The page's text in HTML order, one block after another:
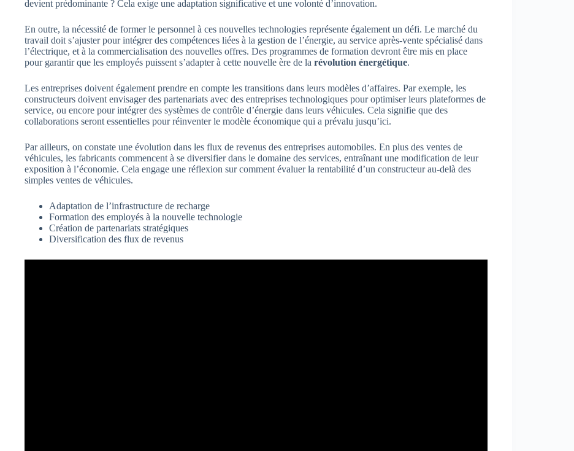
devient prédominante ? Cela exige une adaptation significative et une volonté d’innovation.
En outre, la nécessité de former le personnel à ces nouvelles technologies représente également un défi. Le marché du
travail doit s’ajuster pour intégrer des compétences liées à la gestion de l’énergie, au service après-vente spécialisé dans
l’électrique, et à la commercialisation des nouvelles offres. Des programmes de formation devront être mis en place
pour garantir que les employés puissent s’adapter à cette nouvelle ère de la révolution énergétique.
Les entreprises doivent également prendre en compte les transitions dans leurs modèles d’affaires. Par exemple, les
constructeurs doivent envisager des partenariats avec des entreprises technologiques pour optimiser leurs plateformes de
service, ou encore pour intégrer des systèmes de contrôle d’énergie dans leurs véhicules. Cela signifie que des
collaborations seront essentielles pour réinventer le modèle économique qui a prévalu jusqu’ici.
Par ailleurs, on constate une évolution dans les flux de revenus des entreprises automobiles. En plus des ventes de
véhicules, les fabricants commencent à se diversifier dans le domaine des services, entraînant une modification de leur
exposition à l’économie. Cela engage une réflexion sur comment évaluer la rentabilité d’un constructeur au-delà des
simples ventes de véhicules.
Adaptation de l’infrastructure de recharge
Formation des employés à la nouvelle technologie
Création de partenariats stratégiques
Diversification des flux de revenus